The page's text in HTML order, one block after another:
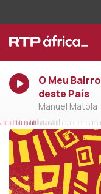
O Meu
deste País
Manuel Matola